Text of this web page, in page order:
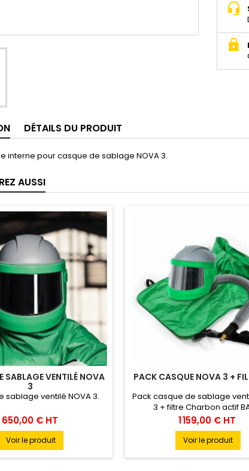
DÉTAILS DU PRODUIT
interne pour casque de sablage NOVA 3.
AUSSI
SABLAGE VENTILÉ NOVA
3
sablage ventilé NOVA 3.
Prix
650,00 € HT
Voir le produit
PACK CASQUE NOVA 3 +
Pack casque de sablage
3 + filtre Charbon actif
Accessoires.
Prix
1 159,00 € HT
Voir le produit